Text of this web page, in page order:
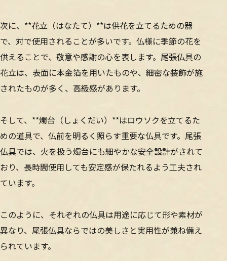
次に、**花立（はなたて）**は供花を立てるための器
で、対で使用されることが多いです。仏様に季節の花を
供えることで、敬意や感謝の心を表します。尾張仏具の
花立は、表面に本金箔を用いたものや、細密な装飾が施
されたものが多く、高級感があります。
そして、**燭台（しょくだい）**はロウソクを立てるた
めの道具で、仏前を明るく照らす重要な仏具です。尾張
仏具では、火を扱う燭台にも細やかな安全設計がされて
おり、長時間使用しても安定感が保たれるよう工夫され
ています。
このように、それぞれの仏具は用途に応じて形や素材が
異なり、尾張仏具ならではの美しさと実用性が兼ね備え
られています。